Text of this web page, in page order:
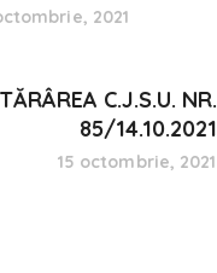
2021
C.J.S.U. NR.
85/14.10.2021
15 octombrie, 2021